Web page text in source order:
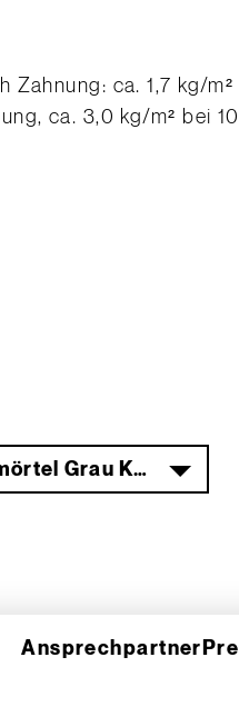
Zahnung: ca. 1,7 kg/
ca. 3,0 kg/m² bei
Flex Klebemörtel Grau KGF 65 25 kg
Ansprechpartner